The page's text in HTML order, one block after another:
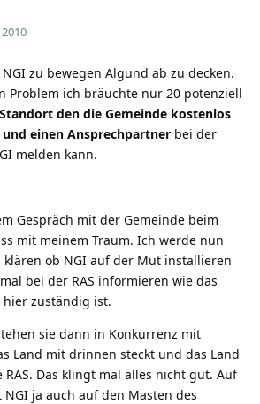
zu bewegen Algund ab zu decken.
Problem ich bräuchte nur 20 potenziell
Standort den die Gemeinde kostenlos
einen Ansprechpartner bei der
melden kann.
Gespräch mit der Gemeinde beim
mit meinem Traum. Ich werde nun
klären ob NGI auf der Mut installieren
bei der RAS informieren wie das
zuständig ist.
sie dann in Konkurrenz mit
Land mit drinnen steckt und das Land
Das klingt mal alles nicht gut. Auf
ja auch auf den Masten des